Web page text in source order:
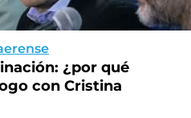
¿por qué
con Cristina